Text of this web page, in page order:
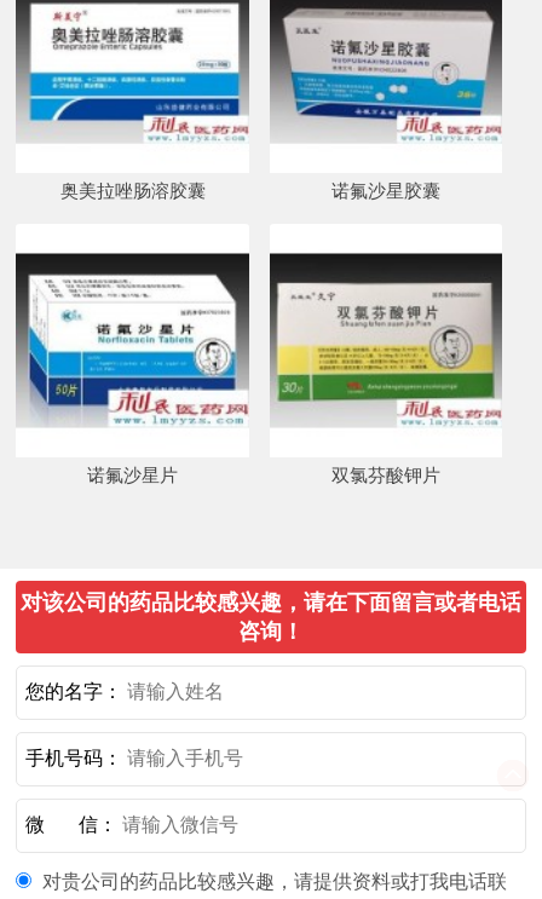
奥美拉唑肠溶胶囊 诺氟沙星胶囊
诺氟沙星片 双氯芬酸钾片
对该公司的药品比较感兴趣，请在下面留言或者电话
咨询！
您的名字：
手机号码：
微 信：
对贵公司的药品比较感兴趣，请提供资料或打我电话联